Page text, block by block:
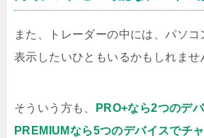
また、トレーダーの中には、パソ
表示したいひともいるかもしれませ
そういう方も、
PRO+なら2つのデバ
PREMIUMなら5つのデバイスでチ